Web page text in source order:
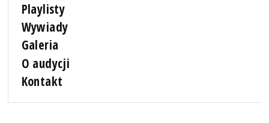
Playlisty
Wywiady
Galeria
O audycji
Kontakt